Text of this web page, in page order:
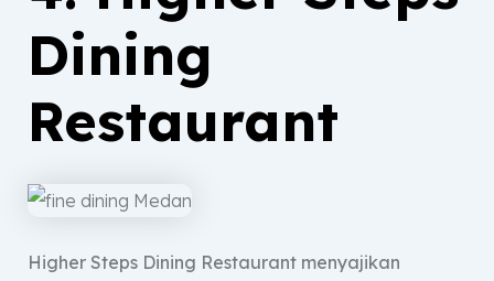
Dining
Restaurant
Higher Steps Dining Restaurant menyajikan